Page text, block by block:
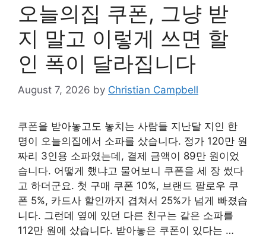
오늘의집 쿠폰, 그냥 받
지 말고 이렇게 쓰면 할
인 폭이 달라집니다
August 7, 2026 by Christian Campbell
쿠폰을 받아놓고도 놓치는 사람들 지난달 지인 한
명이 오늘의집에서 소파를 샀습니다. 정가 120만 원
짜리 3인용 소파였는데, 결제 금액이 89만 원이었
습니다. 어떻게 했냐고 물어보니 쿠폰을 세 장 썼다
고 하더군요. 첫 구매 쿠폰 10%, 브랜드 팔로우 쿠
폰 5%, 카드사 할인까지 겹쳐서 25%가 넘게 빠졌습
니다. 그런데 옆에 있던 다른 친구는 같은 소파를
112만 원에 샀습니다. 받아놓은 쿠폰이 있다는 …